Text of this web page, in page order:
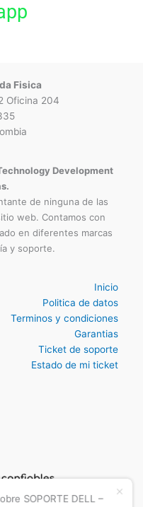
Fisica
Oficina 204
Development
de ninguna de las
web. Contamos con
en diferentes marcas
y soporte.
Inicio
Politica de datos
Terminos y condiciones
Garantias
Ticket de soporte
Estado de mi ticket